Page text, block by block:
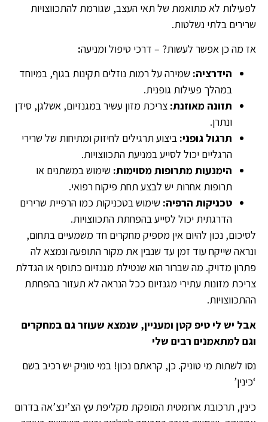
לפעילות לא מתואמת של תאי העצב, שגורמת להתכווצויות
שרירים בלתי נשלטות.
אז מה כן אפשר לעשות? – דרכי טיפול ומניעה:
הידרציה: שמירה על רמות נוזלים תקינות בגוף, במיוחד
במהלך פעילות גופנית.
תזונה מאוזנת: צריכת מזון עשיר במגנזיום, אשלגן, סידן
ונתרן.
תרגול גופני: ביצוע תרגילים לחיזוק ומתיחות של שרירי
הרגליים יכול לסייע במניעת התכווצויות.
הימנעות מתרופות מסוימות: שימוש במשתנים או
תרופות אחרות יש לבצע תחת פיקוח רפואי.
טכניקות הרפיה: שימוש בטכניקות כמו הרפיית שרירים
הדרגתית יכול לסייע בהפחתת התכווצויות.
לסיכום, נכון להיום אין מספיק מחקרים חד משמעיים בתחום,
ונראה שייקח עוד זמן עד שנבין את מקור התופעה ונמצא לה
פתרון מדויק. מה שברור הוא שנטילת מגנזיום כתוסף או הגדלת
צריכת מזונות עתירי מגנזיום ככל הנראה לא תעזור בהפחתת
ההתכווצויות.
אבל יש לי טיפ קטן ומעניין, שנמצא שעוזר גם במחקרים
וגם למתאמנים רבים שלי
נסו לשתות מי טוניק. כן, קראתם נכון! במי טוניק יש רכיב בשם
‘כינין’
כינין, תרכובת ארומטית המופקת מקליפת עץ הצ’ינצ’אה בדרום